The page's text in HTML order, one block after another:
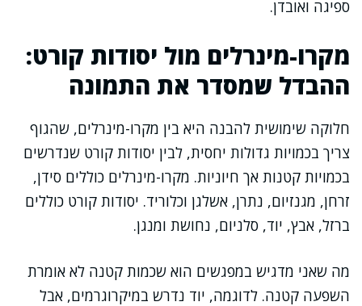
ספיגה ואובדן.
מקרו-מינרלים מול יסודות קורט:
ההבדל שמסדר את התמונה
חלוקה שימושית להבנה היא בין מקרו-מינרלים, שהגוף
צריך בכמויות גדולות יחסית, לבין יסודות קורט שנדרשים
בכמויות קטנות אך חיוניות. מקרו-מינרלים כוללים סידן,
זרחן, מגנזיום, נתרן, אשלגן וכלוריד. יסודות קורט כוללים
ברזל, אבץ, יוד, סלניום, נחושת ומנגן.
מה שאני מדגיש במפגשים הוא שכמות קטנה לא אומרת
השפעה קטנה. לדוגמה, יוד נדרש במיקרוגרמים, אבל